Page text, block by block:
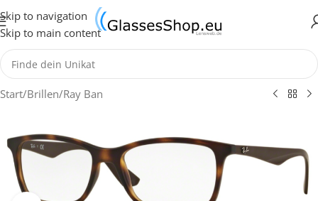
Skip to navigation
Skip to main content
Start/Brillen/Ray Ban